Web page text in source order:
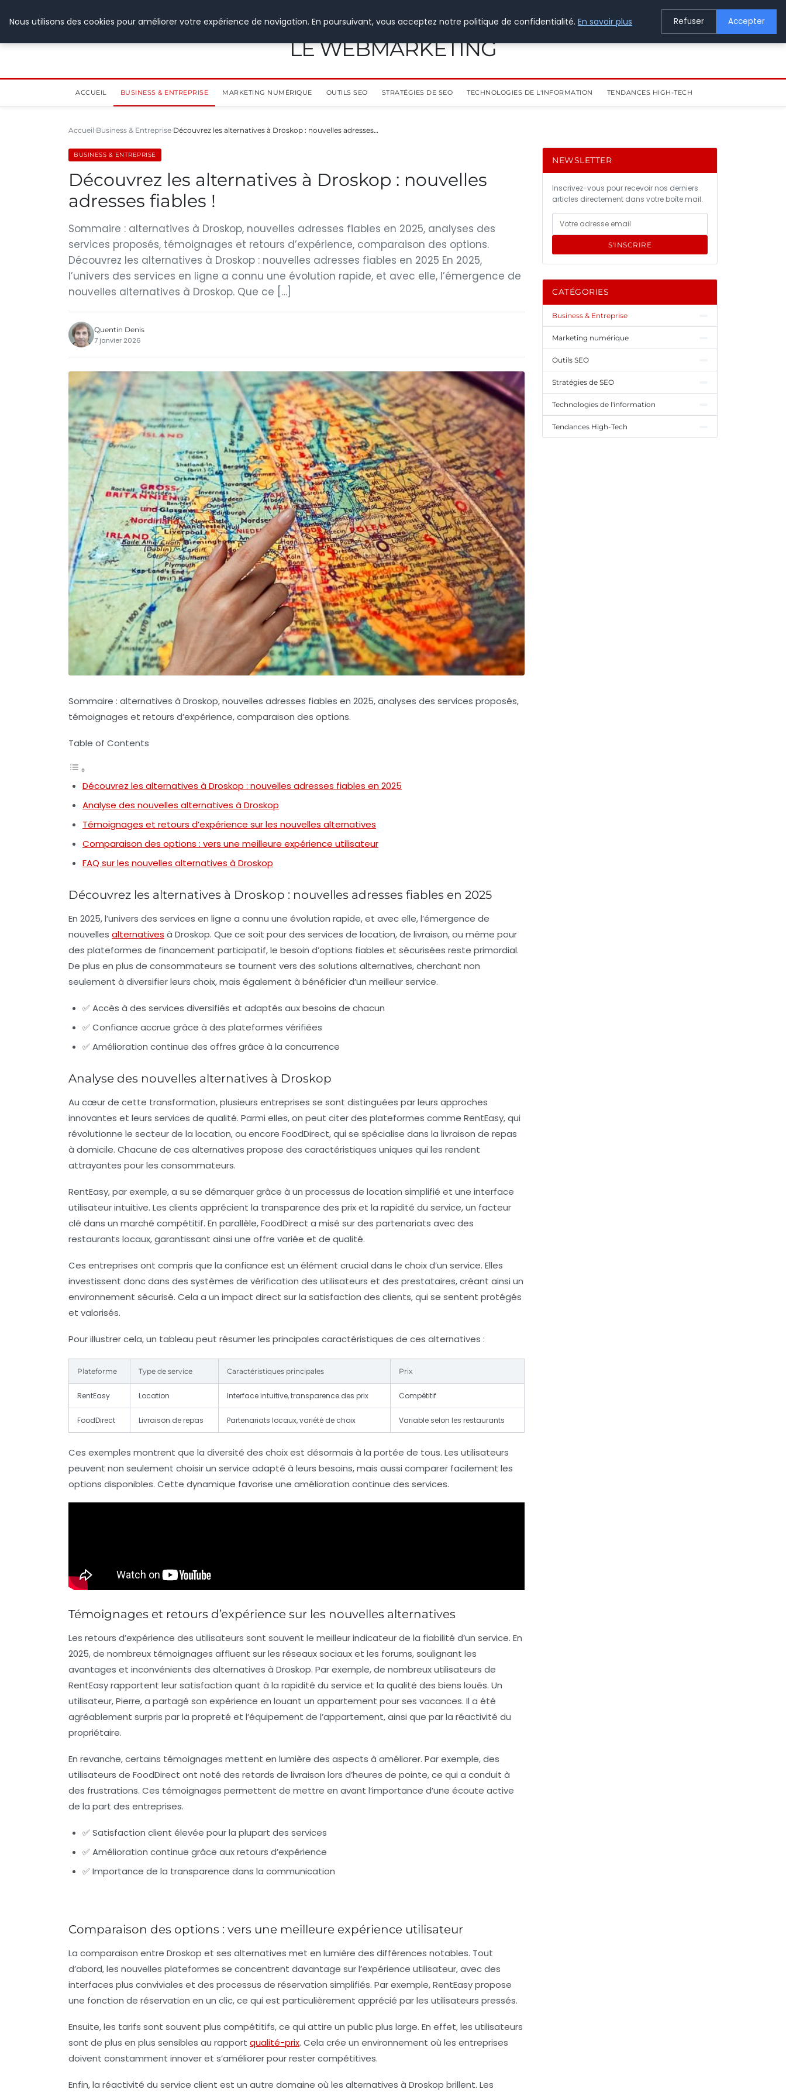
LE WEBMARKETING
ACCUEIL BUSINESS & ENTREPRISE MARKETING NUMÉRIQUE OUTILS SEO STRATÉGIES DE SEO TECHNOLOGIES DE L'INFORMATION TENDANCES HIGH-TECH
Accueil Business & Entreprise Découvrez les alternatives à Droskop : nouvelles adresses…
BUSINESS & ENTREPRISE
Découvrez les alternatives à Droskop : nouvelles
adresses fiables !
Sommaire : alternatives à Droskop, nouvelles adresses fiables en 2025, analyses des
services proposés, témoignages et retours d’expérience, comparaison des options.
Découvrez les alternatives à Droskop : nouvelles adresses fiables en 2025 En 2025,
l’univers des services en ligne a connu une évolution rapide, et avec elle, l’émergence de
nouvelles alternatives à Droskop. Que ce […]
Quentin Denis
7 janvier 2026
Sommaire : alternatives à Droskop, nouvelles adresses fiables en 2025, analyses des services proposés,
témoignages et retours d’expérience, comparaison des options.
Table of Contents
Découvrez les alternatives à Droskop : nouvelles adresses fiables en 2025
Analyse des nouvelles alternatives à Droskop
Témoignages et retours d’expérience sur les nouvelles alternatives
Comparaison des options : vers une meilleure expérience utilisateur
FAQ sur les nouvelles alternatives à Droskop
Découvrez les alternatives à Droskop : nouvelles adresses fiables en 2025
En 2025, l’univers des services en ligne a connu une évolution rapide, et avec elle, l’émergence de
nouvelles alternatives à Droskop. Que ce soit pour des services de location, de livraison, ou même pour
des plateformes de financement participatif, le besoin d’options fiables et sécurisées reste primordial.
De plus en plus de consommateurs se tournent vers des solutions alternatives, cherchant non
seulement à diversifier leurs choix, mais également à bénéficier d’un meilleur service.
✅ Accès à des services diversifiés et adaptés aux besoins de chacun
✅ Confiance accrue grâce à des plateformes vérifiées
✅ Amélioration continue des offres grâce à la concurrence
Analyse des nouvelles alternatives à Droskop
Au cœur de cette transformation, plusieurs entreprises se sont distinguées par leurs approches
innovantes et leurs services de qualité. Parmi elles, on peut citer des plateformes comme RentEasy, qui
révolutionne le secteur de la location, ou encore FoodDirect, qui se spécialise dans la livraison de repas
à domicile. Chacune de ces alternatives propose des caractéristiques uniques qui les rendent
attrayantes pour les consommateurs.
RentEasy, par exemple, a su se démarquer grâce à un processus de location simplifié et une interface
utilisateur intuitive. Les clients apprécient la transparence des prix et la rapidité du service, un facteur
clé dans un marché compétitif. En parallèle, FoodDirect a misé sur des partenariats avec des
restaurants locaux, garantissant ainsi une offre variée et de qualité.
Ces entreprises ont compris que la confiance est un élément crucial dans le choix d’un service. Elles
investissent donc dans des systèmes de vérification des utilisateurs et des prestataires, créant ainsi un
environnement sécurisé. Cela a un impact direct sur la satisfaction des clients, qui se sentent protégés
et valorisés.
Pour illustrer cela, un tableau peut résumer les principales caractéristiques de ces alternatives :
Plateforme Type de service Caractéristiques principales Prix
RentEasy Location Interface intuitive, transparence des prix Compétitif
FoodDirect Livraison de repas Partenariats locaux, variété de choix Variable selon les restaurants
Ces exemples montrent que la diversité des choix est désormais à la portée de tous. Les utilisateurs
peuvent non seulement choisir un service adapté à leurs besoins, mais aussi comparer facilement les
options disponibles. Cette dynamique favorise une amélioration continue des services.
Témoignages et retours d’expérience sur les nouvelles alternatives
Les retours d’expérience des utilisateurs sont souvent le meilleur indicateur de la fiabilité d’un service. En
2025, de nombreux témoignages affluent sur les réseaux sociaux et les forums, soulignant les
avantages et inconvénients des alternatives à Droskop. Par exemple, de nombreux utilisateurs de
RentEasy rapportent leur satisfaction quant à la rapidité du service et la qualité des biens loués. Un
utilisateur, Pierre, a partagé son expérience en louant un appartement pour ses vacances. Il a été
agréablement surpris par la propreté et l’équipement de l’appartement, ainsi que par la réactivité du
propriétaire.
En revanche, certains témoignages mettent en lumière des aspects à améliorer. Par exemple, des
utilisateurs de FoodDirect ont noté des retards de livraison lors d’heures de pointe, ce qui a conduit à
des frustrations. Ces témoignages permettent de mettre en avant l’importance d’une écoute active
de la part des entreprises.
✅ Satisfaction client élevée pour la plupart des services
✅ Amélioration continue grâce aux retours d’expérience
✅ Importance de la transparence dans la communication
Comparaison des options : vers une meilleure expérience utilisateur
La comparaison entre Droskop et ses alternatives met en lumière des différences notables. Tout
d’abord, les nouvelles plateformes se concentrent davantage sur l’expérience utilisateur, avec des
interfaces plus conviviales et des processus de réservation simplifiés. Par exemple, RentEasy propose
une fonction de réservation en un clic, ce qui est particulièrement apprécié par les utilisateurs pressés.
Ensuite, les tarifs sont souvent plus compétitifs, ce qui attire un public plus large. En effet, les utilisateurs
sont de plus en plus sensibles au rapport qualité-prix. Cela crée un environnement où les entreprises
doivent constamment innover et s’améliorer pour rester compétitives.
Enfin, la réactivité du service client est un autre domaine où les alternatives à Droskop brillent. Les
NEWSLETTER
Inscrivez-vous pour recevoir nos derniers
articles directement dans votre boîte mail.
S'INSCRIRE
CATÉGORIES
Business & Entreprise
Marketing numérique
Outils SEO
Stratégies de SEO
Technologies de l'information
Tendances High-Tech
Nous utilisons des cookies pour améliorer votre expérience de navigation. En poursuivant, vous acceptez notre politique de confidentialité. En savoir plus Refuser Accepter